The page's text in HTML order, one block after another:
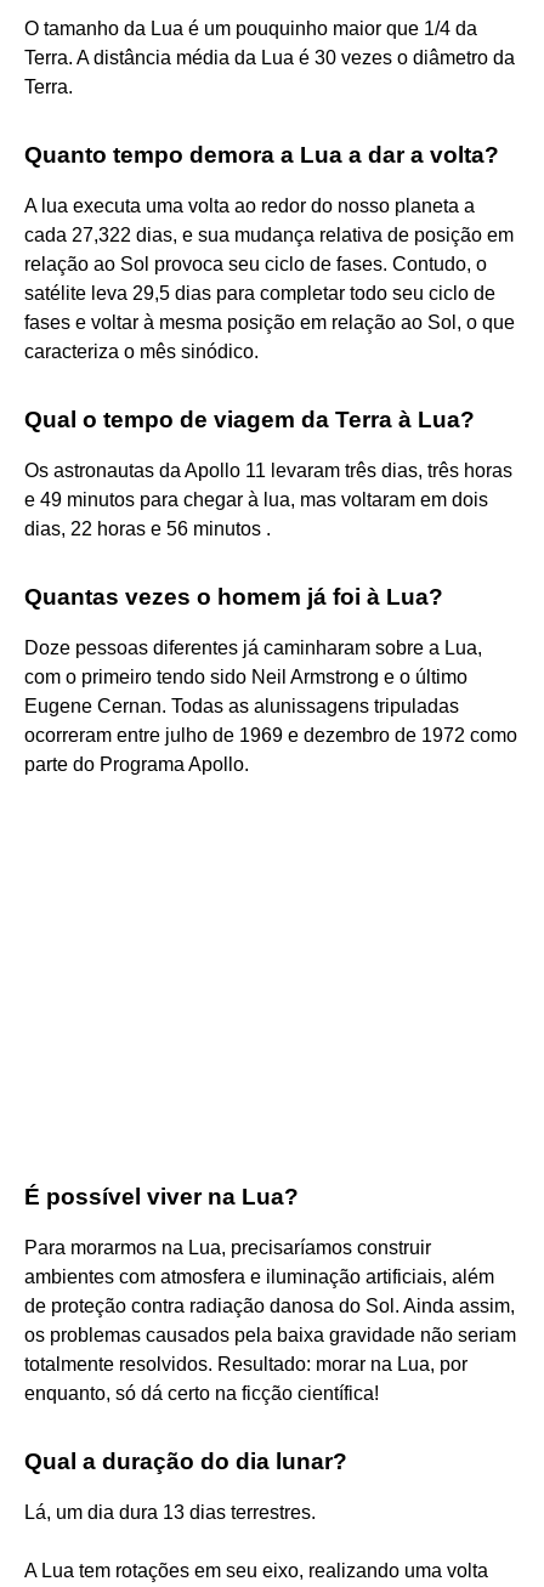
O tamanho da Lua é um pouquinho maior que 1/4 da
Terra. A distância média da Lua é 30 vezes o diâmetro da
Terra.
Quanto tempo demora a Lua a dar a volta?
A lua executa uma volta ao redor do nosso planeta a
cada 27,322 dias, e sua mudança relativa de posição em
relação ao Sol provoca seu ciclo de fases. Contudo, o
satélite leva 29,5 dias para completar todo seu ciclo de
fases e voltar à mesma posição em relação ao Sol, o que
caracteriza o mês sinódico.
Qual o tempo de viagem da Terra à Lua?
Os astronautas da Apollo 11 levaram três dias, três horas
e 49 minutos para chegar à lua, mas voltaram em dois
dias, 22 horas e 56 minutos .
Quantas vezes o homem já foi à Lua?
Doze pessoas diferentes já caminharam sobre a Lua,
com o primeiro tendo sido Neil Armstrong e o último
Eugene Cernan. Todas as alunissagens tripuladas
ocorreram entre julho de 1969 e dezembro de 1972 como
parte do Programa Apollo.
É possível viver na Lua?
Para morarmos na Lua, precisaríamos construir
ambientes com atmosfera e iluminação artificiais, além
de proteção contra radiação danosa do Sol. Ainda assim,
os problemas causados pela baixa gravidade não seriam
totalmente resolvidos. Resultado: morar na Lua, por
enquanto, só dá certo na ficção científica!
Qual a duração do dia lunar?
Lá, um dia dura 13 dias terrestres.
A Lua tem rotações em seu eixo, realizando uma volta